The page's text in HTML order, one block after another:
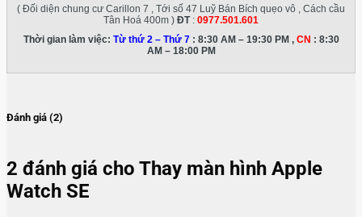
( Đối diện chung cư Carillon 7 , Tới số 47 Luỹ Bán Bích quẹo vô , Cách cầu
Tân Hoá 400m ) ĐT: 0977.501.601
Thời gian làm việc: Từ thứ 2 – Thứ 7: 8:30 AM – 19:30 PM , CN : 8:30
AM – 18:00 PM
Đánh giá (2)
2 đánh giá cho Thay màn hình Apple
Watch SE